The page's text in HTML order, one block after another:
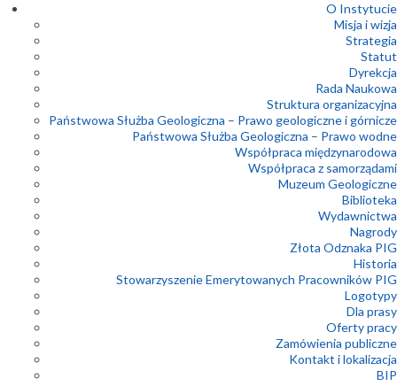
O Instytucie
Misja i wizja
Strategia
Statut
Dyrekcja
Rada Naukowa
Struktura organizacyjna
Państwowa Służba Geologiczna – Prawo geologiczne i górnicze
Państwowa Służba Geologiczna – Prawo wodne
Współpraca międzynarodowa
Współpraca z samorządami
Muzeum Geologiczne
Biblioteka
Wydawnictwa
Nagrody
Złota Odznaka PIG
Historia
Stowarzyszenie Emerytowanych Pracowników PIG
Logotypy
Dla prasy
Oferty pracy
Zamówienia publiczne
Kontakt i lokalizacja
BIP